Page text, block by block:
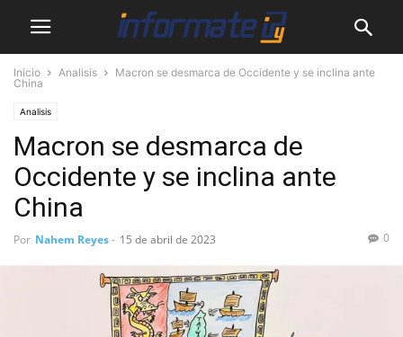
Inicio Analisis
Macron se desmarca de Occidente y se inclina ante
China
Analisis
Macron se desmarca de
Occidente y se inclina ante
China
Por Nahem Reyes- 15 de abril de 2023 0